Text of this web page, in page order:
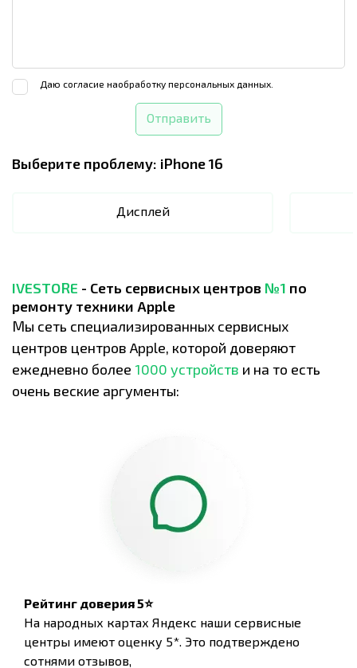
Даю согласие наобработку персональных данных.
Отправить
Выберите проблему: iPhone 16
Дисплей
IVESTORE - Сеть сервисных центров №1 по
ремонту техники Apple
Мы сеть специализированных сервисных
центров центров Apple, которой доверяют
ежедневно более 1000 устройств и на то есть
очень веские аргументы:
Рейтинг доверия 5⭐
На народных картах Яндекс наши сервисные
центры имеют оценку 5*. Это подтверждено
сотнями отзывов,